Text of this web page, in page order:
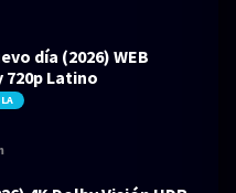
día (2026) WEB
720p Latino